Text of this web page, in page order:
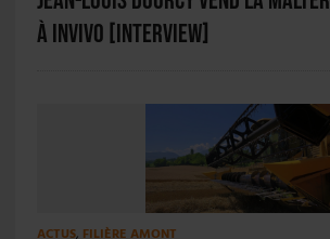
à InVivo [INTERVIEW]
ACTUS, FILIÈRE AMONT